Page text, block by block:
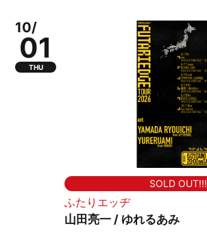
10/
01
THU
SOLD OUT!!!
ふたりエッヂ
山田亮一 / ゆれるあみ